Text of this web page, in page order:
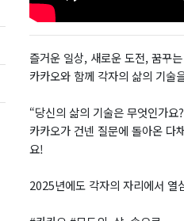
즐거운 일상, 새로운 도전, 꿈꾸
카카오와 함께 각자의 삶의 기술
“당신의 삶의 기술은 무엇인가요
카카오가 건넨 질문에 돌아온 다
요!
2025년에도 각자의 자리에서 열